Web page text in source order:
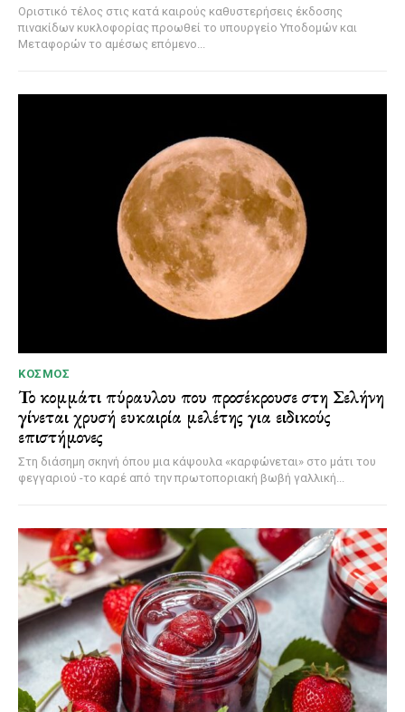
Οριστικό τέλος στις κατά καιρούς καθυστερήσεις έκδοσης
πινακίδων κυκλοφορίας προωθεί το υπουργείο Υποδομών και
Μεταφορών το αμέσως επόμενο...
ΚΌΣΜΟΣ
Το κομμάτι πύραυλου που προσέκρουσε στη Σελήνη
γίνεται χρυσή ευκαιρία μελέτης για ειδικούς
επιστήμονες
Στη διάσημη σκηνή όπου μια κάψουλα «καρφώνεται» στο μάτι του
φεγγαριού -το καρέ από την πρωτοποριακή βωβή γαλλική...